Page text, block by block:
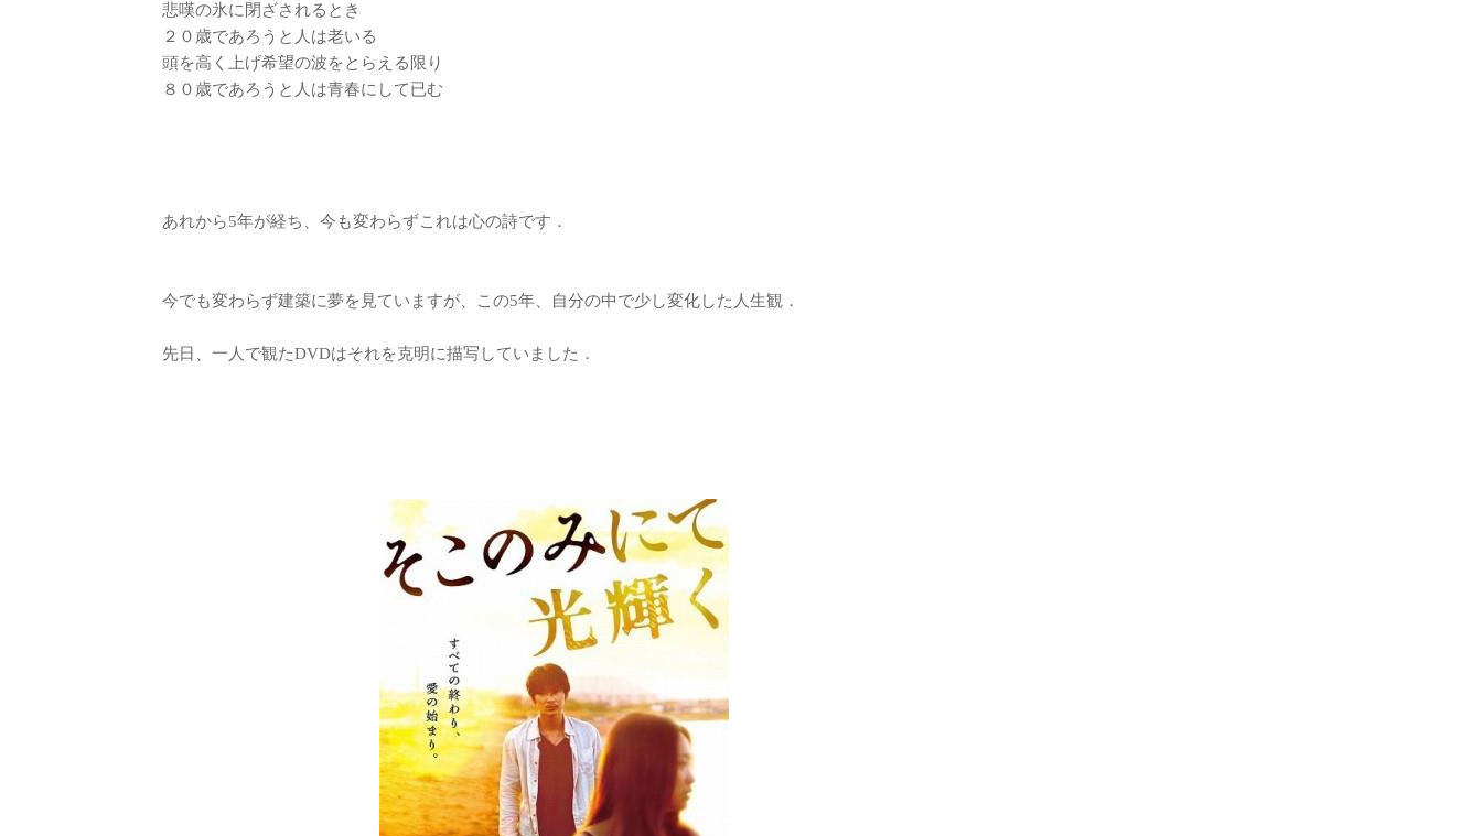
悲嘆の氷に閉ざされるとき
２０歳であろうと人は老いる
頭を高く上げ希望の波をとらえる限り
８０歳であろうと人は青春にして已む
あれから5年が経ち、今も変わらずこれは心の詩です．
今でも変わらず建築に夢を見ていますが、この5年、自分の中で少し変化した人生観．
先日、一人で観たDVDはそれを克明に描写していました．